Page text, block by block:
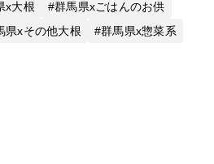
x大根
群馬県xごはんのお供
県xその他大根
群馬県x惣菜系